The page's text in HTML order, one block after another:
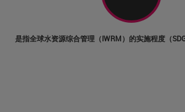
是指全球水资源综合管理（IWRM）的实施程度（